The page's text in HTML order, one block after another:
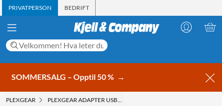
PRIVATPERSON BEDRIFT
SOMMERSALG – Opptil 50 % →
PLEXGEAR PLEXGEAR ADAPTER USB-A TIL SERIELL